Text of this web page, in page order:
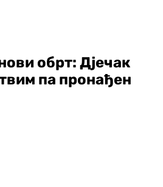
обрт: Дјечак
па пронађен